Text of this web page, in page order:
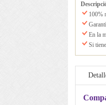
100%
En la
Si